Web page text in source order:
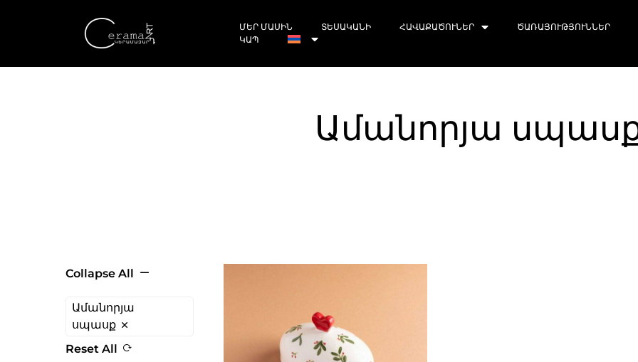
ՄԵՐ ՄԱՍԻՆ ՏԵՍԱԿԱՆԻ ՀԱՎԱՔԱԾՈՒՆԵՐ ԾԱՌԱՅՈՒԹՅՈՒՆՆԵՐ
ԿԱՊ
Ամանորյա
Collapse All
Ամանորյա
սպասք
Reset All